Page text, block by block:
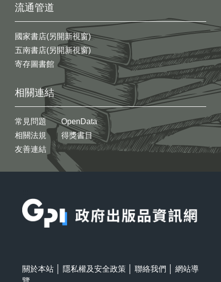
流通管道
國家書店(另開新視窗)
五南書店(另開新視窗)
寄存圖書館
相關連結
常見問題
相關法規
友善連結
OpenData
得獎書目
關於本站 隱私權及安全政策 聯絡我們
網站導